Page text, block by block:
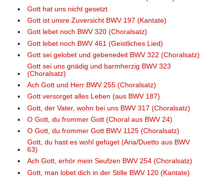
Gott hat uns nicht gesetzt
Gott ist unsre Zuversicht BWV 197 (Kantate)
Gott lebet noch BWV 320 (Choralsatz)
Gott lebet noch BWV 461 (Geistliches Lied)
Gott sei gelobet und gebenedeit BWV 322 (Choralsatz)
Gott sei uns gnädig und barmherzig BWV 323
(Choralsatz)
Ach Gott und Herr BWV 255 (Choralsatz)
Gott versorget alles Leben (aus BWV 187)
Gott, der Vater, wohn bei uns BWV 317 (Choralsatz)
O Gott, du frommer Gott (Choral aus BWV 24)
O Gott, du frommer Gott BWV 1125 (Choralsatz)
Gott, du hast es wohl gefüget (Aria/Duetto aus BWV
63)
Ach Gott, erhör mein Seufzen BWV 254 (Choralsatz)
Gott, man lobet dich in der Stille BWV 120 (Kantate)